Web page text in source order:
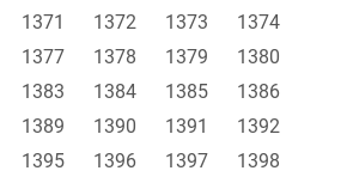
1371 1372 1373
1374
1377 1378 1379
1380
1383 1384 1385
1386
1389 1390 1391
1392
1395 1396 1397
1398